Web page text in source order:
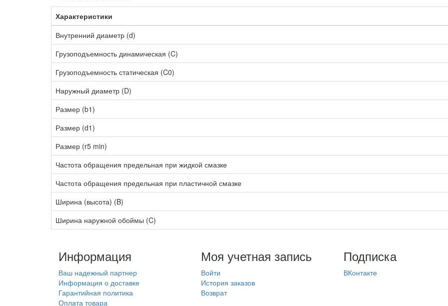
Характеристики
Внутренний диаметр (d)
Грузоподъемность динамическая (C)
Грузоподъемность статическая (C0)
Наружный диаметр (D)
Размер (b1)
Размер (d1)
Размер (r5 min)
Частота обращения предельная при жидкой смазке
Частота обращения предельная при пластичной смазке
Ширина (высота) (B)
Ширина наружной обоймы (C)
Информация
Ваш надежный партнер
Информация о доставке
Гарантийная политика
Оплата товара
Моя учетная запись
Войти
История заказов
Возврат
Подписка
ВКонтакте